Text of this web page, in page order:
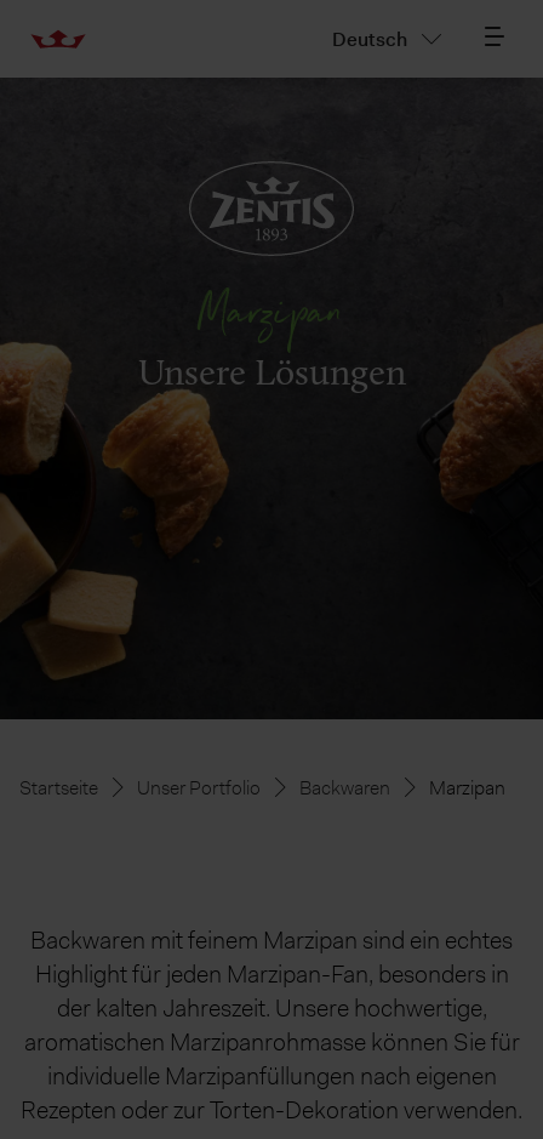
Deutsch
Marzipan
Unsere Lösungen
Startseite Unser Portfolio Backwaren Marzipan
Backwaren mit feinem Marzipan sind ein echtes
Highlight für jeden Marzipan-Fan, besonders in
der kalten Jahreszeit. Unsere hochwertige,
aromatischen Marzipanrohmasse können Sie für
individuelle Marzipanfüllungen nach eigenen
Rezepten oder zur Torten-Dekoration verwenden.